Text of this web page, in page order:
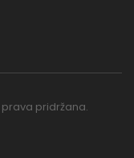
pridržana.